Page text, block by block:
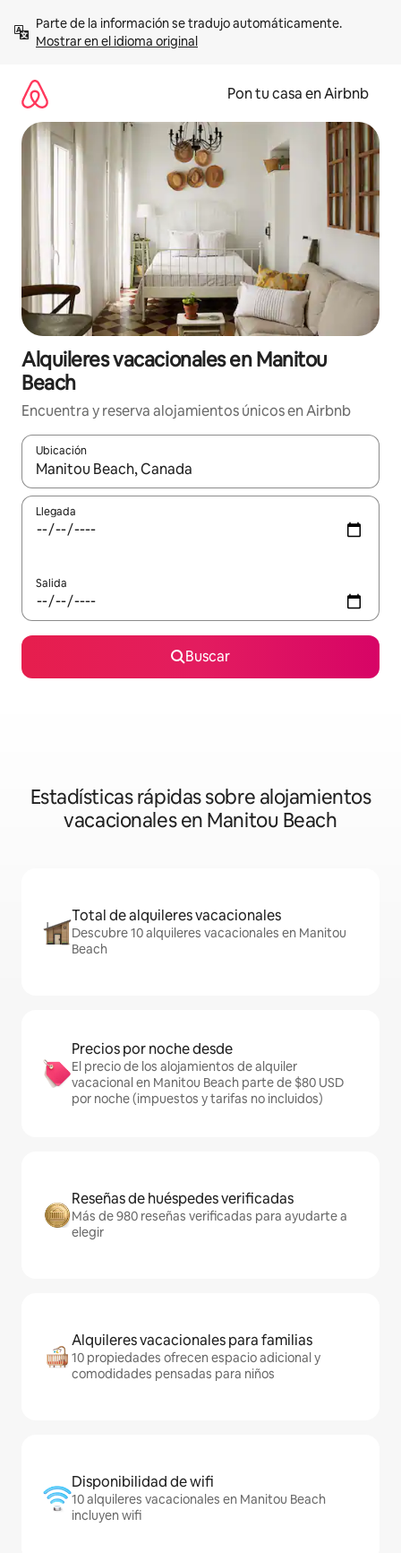
contenidoMostrar en el idioma original
Pon tu casa en Airbnb
Alquileres vacacionales en Manitou
Beach
Encuentra y reserva alojamientos únicos en Airbnb
Ubicación
Cuando los resultados estén disponibles, navega con las
Llegada
Salida
Buscar
Estadísticas rápidas sobre alojamientos
vacacionales en Manitou Beach
Total de alquileres vacacionales
Descubre 10 alquileres vacacionales en Manitou
Beach
Precios por noche desde
El precio de los alojamientos de alquiler
vacacional en Manitou Beach parte de $80 USD
por noche (impuestos y tarifas no incluidos)
Reseñas de huéspedes verificadas
Más de 980 reseñas verificadas para ayudarte a
elegir
Alquileres vacacionales para familias
10 propiedades ofrecen espacio adicional y
comodidades pensadas para niños
Disponibilidad de wifi
10 alquileres vacacionales en Manitou Beach
incluyen wifi